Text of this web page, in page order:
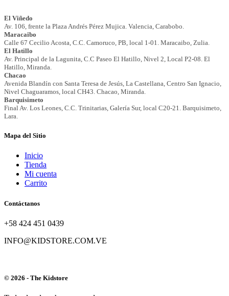
Mapa del Sitio
Inicio
Tienda
Mi cuenta
Carrito
Contáctanos
+58 424 451 0439
INFO@KIDSTORE.COM.VE
© 2026 - The Kidstore